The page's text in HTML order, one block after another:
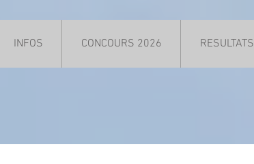
INFOS CONCOURS 2026 RESULTATS